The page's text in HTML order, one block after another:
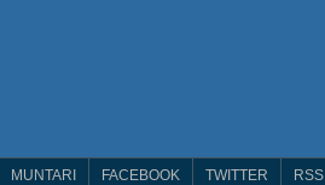
MUNTARI FACEBOOK TWITTER RSS